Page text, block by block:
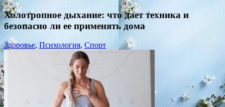
Холотропное дыхание: что дает техника и
безопасно ли ее применять дома
Здоровье, Психология, Спорт